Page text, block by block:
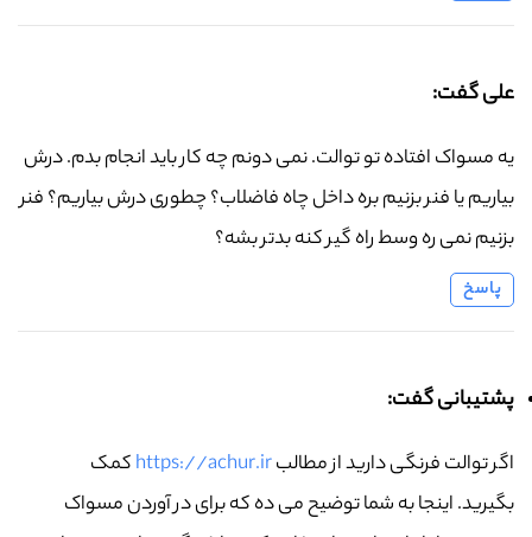
علی گفت:
یه مسواک افتاده تو توالت. نمی دونم چه کار باید انجام بدم. درش
بیاریم یا فنر بزنیم بره داخل چاه فاضلاب؟ چطوری درش بیاریم؟ فنر
بزنیم نمی ره وسط راه گیر کنه بدتر بشه؟
پاسخ
پشتیبانی گفت:
اگر توالت فرنگی دارید از مطالبhttps://achur.irکمک
بگیرید. اینجا به شما توضیح می ده که برای در آوردن مسواک